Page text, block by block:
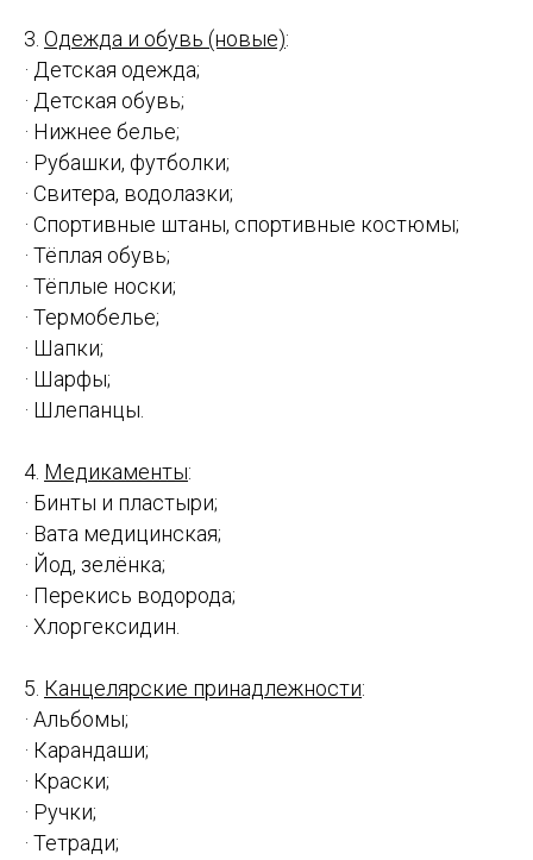
3. Одежда и обувь (новые):
· Детская одежда;
· Детская обувь;
· Нижнее белье;
· Рубашки, футболки;
· Свитера, водолазки;
· Спортивные штаны, спортивные костюмы;
· Тёплая обувь;
· Тёплые носки;
· Термобелье;
· Шапки;
· Шарфы;
· Шлепанцы.
4. Медикаменты:
· Бинты и пластыри;
· Вата медицинская;
· Йод, зелёнка;
· Перекись водорода;
· Хлоргексидин.
5. Канцелярские принадлежности:
· Альбомы;
· Карандаши;
· Краски;
· Ручки;
· Тетради;